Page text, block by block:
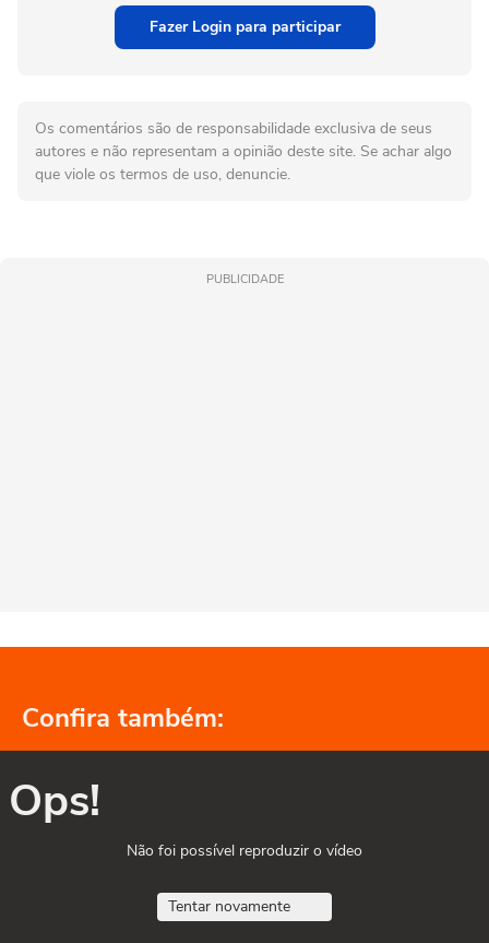
Fazer Login para participar
Os comentários são de responsabilidade exclusiva de seus
autores e não representam a opinião deste site. Se achar algo
que viole os termos de uso, denuncie.
PUBLICIDADE
Confira também:
Ops!
Não foi possível reproduzir o vídeo
Tentar novamente